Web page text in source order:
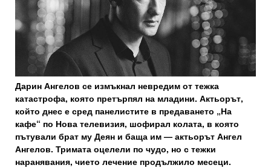
Дарин Ангелов се измъкнал невредим от тежка
катастрофа, която претърпял на младини. Актьорът,
който днес е сред панелистите в предаването „На
кафе“ по Нова телевизия, шофирал колата, в която
пътували брат му Деян и баща им — актьорът Ангел
Ангелов. Тримата оцелели по чудо, но с тежки
наранявания, чието лечение продължило месеци.